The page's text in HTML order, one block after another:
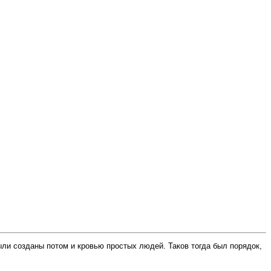
созданы потом и кровью простых людей. Таков тогда был порядок,